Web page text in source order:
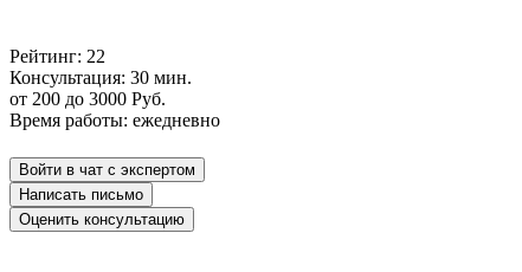
Рейтинг: 22
Консультация: 30 мин.
от 200 до 3000 Руб.
Время работы: ежедневно